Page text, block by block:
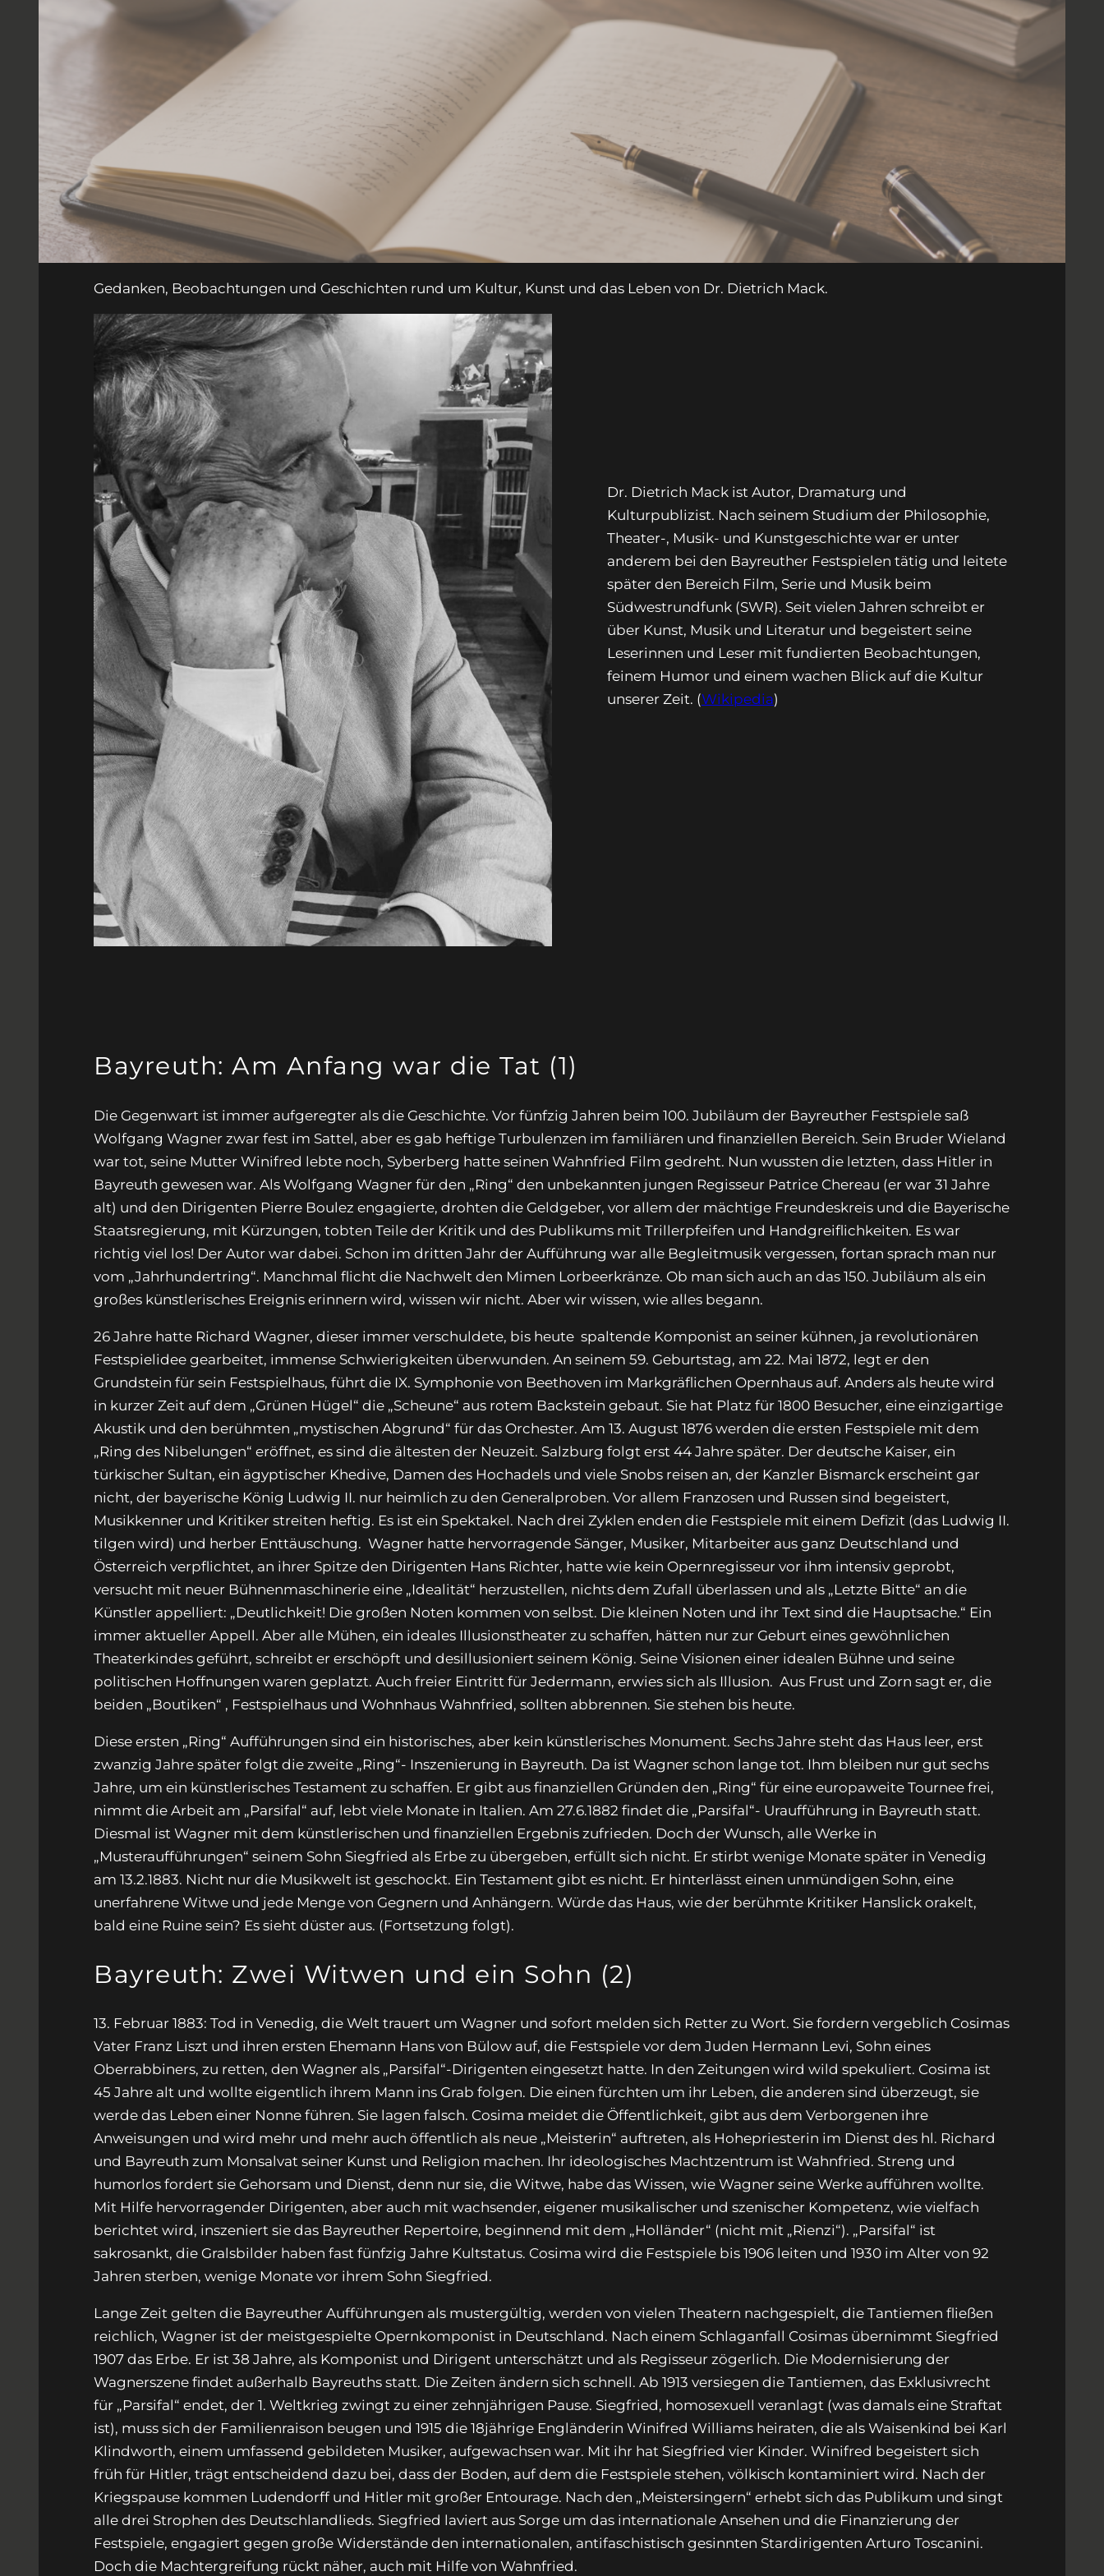
Gedanken, Beobachtungen und Geschichten rund um Kultur, Kunst und das Leben von Dr. Dietrich Mack.
Dr. Dietrich Mack ist Autor, Dramaturg und
Kulturpublizist. Nach seinem Studium der Philosophie,
Theater-, Musik- und Kunstgeschichte war er unter
anderem bei den Bayreuther Festspielen tätig und leitete
später den Bereich Film, Serie und Musik beim
Südwestrundfunk (SWR). Seit vielen Jahren schreibt er
über Kunst, Musik und Literatur und begeistert seine
Leserinnen und Leser mit fundierten Beobachtungen,
feinem Humor und einem wachen Blick auf die Kultur
unserer Zeit. (Wikipedia)
Bayreuth: Am Anfang war die Tat (1)
Die Gegenwart ist immer aufgeregter als die Geschichte. Vor fünfzig Jahren beim 100. Jubiläum der Bayreuther Festspiele saß
Wolfgang Wagner zwar fest im Sattel, aber es gab heftige Turbulenzen im familiären und finanziellen Bereich. Sein Bruder Wieland
war tot, seine Mutter Winifred lebte noch, Syberberg hatte seinen Wahnfried Film gedreht. Nun wussten die letzten, dass Hitler in
Bayreuth gewesen war. Als Wolfgang Wagner für den „Ring“ den unbekannten jungen Regisseur Patrice Chereau (er war 31 Jahre
alt) und den Dirigenten Pierre Boulez engagierte, drohten die Geldgeber, vor allem der mächtige Freundeskreis und die Bayerische
Staatsregierung, mit Kürzungen, tobten Teile der Kritik und des Publikums mit Trillerpfeifen und Handgreiflichkeiten. Es war
richtig viel los! Der Autor war dabei. Schon im dritten Jahr der Aufführung war alle Begleitmusik vergessen, fortan sprach man nur
vom „Jahrhundertring“. Manchmal flicht die Nachwelt den Mimen Lorbeerkränze. Ob man sich auch an das 150. Jubiläum als ein
großes künstlerisches Ereignis erinnern wird, wissen wir nicht. Aber wir wissen, wie alles begann.
26 Jahre hatte Richard Wagner, dieser immer verschuldete, bis heute spaltende Komponist an seiner kühnen, ja revolutionären
Festspielidee gearbeitet, immense Schwierigkeiten überwunden. An seinem 59. Geburtstag, am 22. Mai 1872, legt er den
Grundstein für sein Festspielhaus, führt die IX. Symphonie von Beethoven im Markgräflichen Opernhaus auf. Anders als heute wird
in kurzer Zeit auf dem „Grünen Hügel“ die „Scheune“ aus rotem Backstein gebaut. Sie hat Platz für 1800 Besucher, eine einzigartige
Akustik und den berühmten „mystischen Abgrund“ für das Orchester. Am 13. August 1876 werden die ersten Festspiele mit dem
„Ring des Nibelungen“ eröffnet, es sind die ältesten der Neuzeit. Salzburg folgt erst 44 Jahre später. Der deutsche Kaiser, ein
türkischer Sultan, ein ägyptischer Khedive, Damen des Hochadels und viele Snobs reisen an, der Kanzler Bismarck erscheint gar
nicht, der bayerische König Ludwig II. nur heimlich zu den Generalproben. Vor allem Franzosen und Russen sind begeistert,
Musikkenner und Kritiker streiten heftig. Es ist ein Spektakel. Nach drei Zyklen enden die Festspiele mit einem Defizit (das Ludwig II.
tilgen wird) und herber Enttäuschung. Wagner hatte hervorragende Sänger, Musiker, Mitarbeiter aus ganz Deutschland und
Österreich verpflichtet, an ihrer Spitze den Dirigenten Hans Richter, hatte wie kein Opernregisseur vor ihm intensiv geprobt,
versucht mit neuer Bühnenmaschinerie eine „Idealität“ herzustellen, nichts dem Zufall überlassen und als „Letzte Bitte“ an die
Künstler appelliert: „Deutlichkeit! Die großen Noten kommen von selbst. Die kleinen Noten und ihr Text sind die Hauptsache.“ Ein
immer aktueller Appell. Aber alle Mühen, ein ideales Illusionstheater zu schaffen, hätten nur zur Geburt eines gewöhnlichen
Theaterkindes geführt, schreibt er erschöpft und desillusioniert seinem König. Seine Visionen einer idealen Bühne und seine
politischen Hoffnungen waren geplatzt. Auch freier Eintritt für Jedermann, erwies sich als Illusion. Aus Frust und Zorn sagt er, die
beiden „Boutiken“ , Festspielhaus und Wohnhaus Wahnfried, sollten abbrennen. Sie stehen bis heute.
Diese ersten „Ring“ Aufführungen sind ein historisches, aber kein künstlerisches Monument. Sechs Jahre steht das Haus leer, erst
zwanzig Jahre später folgt die zweite „Ring“- Inszenierung in Bayreuth. Da ist Wagner schon lange tot. Ihm bleiben nur gut sechs
Jahre, um ein künstlerisches Testament zu schaffen. Er gibt aus finanziellen Gründen den „Ring“ für eine europaweite Tournee frei,
nimmt die Arbeit am „Parsifal“ auf, lebt viele Monate in Italien. Am 27.6.1882 findet die „Parsifal“- Uraufführung in Bayreuth statt.
Diesmal ist Wagner mit dem künstlerischen und finanziellen Ergebnis zufrieden. Doch der Wunsch, alle Werke in
„Musteraufführungen“ seinem Sohn Siegfried als Erbe zu übergeben, erfüllt sich nicht. Er stirbt wenige Monate später in Venedig
am 13.2.1883. Nicht nur die Musikwelt ist geschockt. Ein Testament gibt es nicht. Er hinterlässt einen unmündigen Sohn, eine
unerfahrene Witwe und jede Menge von Gegnern und Anhängern. Würde das Haus, wie der berühmte Kritiker Hanslick orakelt,
bald eine Ruine sein? Es sieht düster aus. (Fortsetzung folgt).
Bayreuth: Zwei Witwen und ein Sohn (2)
13. Februar 1883: Tod in Venedig, die Welt trauert um Wagner und sofort melden sich Retter zu Wort. Sie fordern vergeblich Cosimas
Vater Franz Liszt und ihren ersten Ehemann Hans von Bülow auf, die Festspiele vor dem Juden Hermann Levi, Sohn eines
Oberrabbiners, zu retten, den Wagner als „Parsifal“-Dirigenten eingesetzt hatte. In den Zeitungen wird wild spekuliert. Cosima ist
45 Jahre alt und wollte eigentlich ihrem Mann ins Grab folgen. Die einen fürchten um ihr Leben, die anderen sind überzeugt, sie
werde das Leben einer Nonne führen. Sie lagen falsch. Cosima meidet die Öffentlichkeit, gibt aus dem Verborgenen ihre
Anweisungen und wird mehr und mehr auch öffentlich als neue „Meisterin“ auftreten, als Hohepriesterin im Dienst des hl. Richard
und Bayreuth zum Monsalvat seiner Kunst und Religion machen. Ihr ideologisches Machtzentrum ist Wahnfried. Streng und
humorlos fordert sie Gehorsam und Dienst, denn nur sie, die Witwe, habe das Wissen, wie Wagner seine Werke aufführen wollte.
Mit Hilfe hervorragender Dirigenten, aber auch mit wachsender, eigener musikalischer und szenischer Kompetenz, wie vielfach
berichtet wird, inszeniert sie das Bayreuther Repertoire, beginnend mit dem „Holländer“ (nicht mit „Rienzi“). „Parsifal“ ist
sakrosankt, die Gralsbilder haben fast fünfzig Jahre Kultstatus. Cosima wird die Festspiele bis 1906 leiten und 1930 im Alter von 92
Jahren sterben, wenige Monate vor ihrem Sohn Siegfried.
Lange Zeit gelten die Bayreuther Aufführungen als mustergültig, werden von vielen Theatern nachgespielt, die Tantiemen fließen
reichlich, Wagner ist der meistgespielte Opernkomponist in Deutschland. Nach einem Schlaganfall Cosimas übernimmt Siegfried
1907 das Erbe. Er ist 38 Jahre, als Komponist und Dirigent unterschätzt und als Regisseur zögerlich. Die Modernisierung der
Wagnerszene findet außerhalb Bayreuths statt. Die Zeiten ändern sich schnell. Ab 1913 versiegen die Tantiemen, das Exklusivrecht
für „Parsifal“ endet, der 1. Weltkrieg zwingt zu einer zehnjährigen Pause. Siegfried, homosexuell veranlagt (was damals eine Straftat
ist), muss sich der Familienraison beugen und 1915 die 18jährige Engländerin Winifred Williams heiraten, die als Waisenkind bei Karl
Klindworth, einem umfassend gebildeten Musiker, aufgewachsen war. Mit ihr hat Siegfried vier Kinder. Winifred begeistert sich
früh für Hitler, trägt entscheidend dazu bei, dass der Boden, auf dem die Festspiele stehen, völkisch kontaminiert wird. Nach der
Kriegspause kommen Ludendorff und Hitler mit großer Entourage. Nach den „Meistersingern“ erhebt sich das Publikum und singt
alle drei Strophen des Deutschlandlieds. Siegfried laviert aus Sorge um das internationale Ansehen und die Finanzierung der
Festspiele, engagiert gegen große Widerstände den internationalen, antifaschistisch gesinnten Stardirigenten Arturo Toscanini.
Doch die Machtergreifung rückt näher, auch mit Hilfe von Wahnfried.